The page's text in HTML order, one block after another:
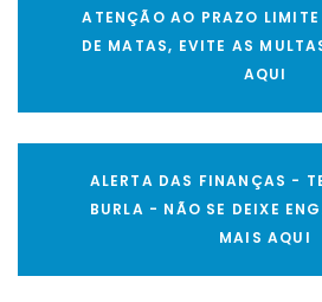
ATENÇÃO AO PRAZO
DE MATAS, EVITE AS
AQUI
ALERTA DAS FINANÇAS -
BURLA - NÃO SE DEIXE
MAIS AQUI